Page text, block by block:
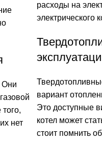
Они
нет
расходы на
электрического
вариант
Это доступные
котел может
стоит помнить